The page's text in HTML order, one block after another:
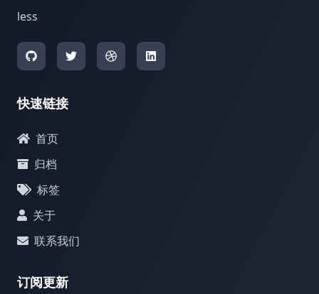
less
快速链接
首页
归档
标签
关于
联系我们
订阅更新